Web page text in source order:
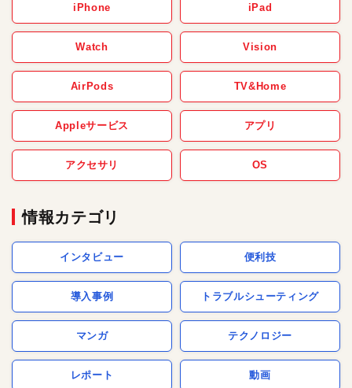
iPhone iPad
Watch Vision
AirPods TV&Home
Appleサービス アプリ
アクセサリ OS
情報カテゴリ
インタビュー 便利技
導入事例 トラブルシューティング
マンガ テクノロジー
レポート 動画